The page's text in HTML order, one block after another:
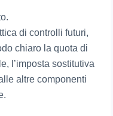
di controlli futuri,
chiaro la quota di
l’imposta sostitutiva
altre componenti